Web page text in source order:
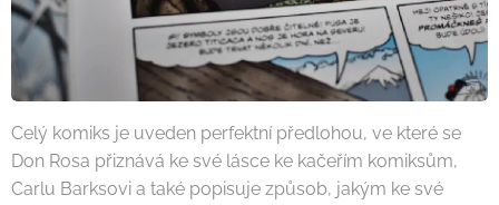
Celý komiks je uveden perfektní předlohou, ve které se
Don Rosa přiznává ke své lásce ke kačeřím komiksům,
Carlu Barksovi a také popisuje způsob, jakým ke své